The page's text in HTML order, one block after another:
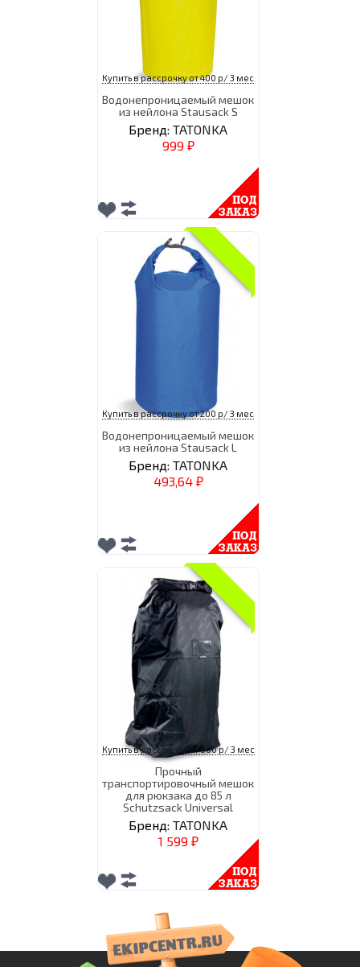
Купить в рассрочку от 400 р/ 3 мес
Водонепроницаемый мешок
из нейлона Stausack S
Бренд: TATONKA
999 ₽
Купить в рассрочку от 200 р/ 3 мес
Водонепроницаемый мешок
из нейлона Stausack L
Бренд: TATONKA
493,64 ₽
Купить в рассрочку от 600 р/ 3 мес
Прочный
транспортировочный мешок
для рюкзака до 85 л
Schutzsack Universal
Бренд: TATONKA
1 599 ₽